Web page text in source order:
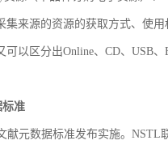
来源的资源的获取方式、使
可以区分出Online、CD、USB
标准
献元数据标准发布实施。